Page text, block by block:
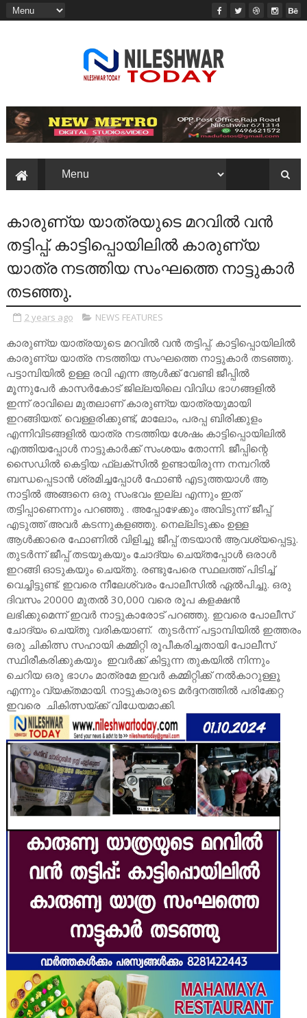
കാരുണ്യ യാത്രയുടെ മറവിൽ വൻ
തട്ടിപ്പ്. കാട്ടിപ്പൊയിലിൽ കാരുണ്യ
യാത്ര നടത്തിയ സംഘത്തെ നാട്ടുകാർ
തടഞ്ഞു.
2 years ago NEWS FEATURES
കാരുണ്യ യാത്രയുടെ മറവിൽ വൻ തട്ടിപ്പ്. കാട്ടിപ്പൊയിലിൽ
കാരുണ്യ യാത്ര നടത്തിയ സംഘത്തെ നാട്ടുകാർ തടഞ്ഞു.
പട്ടാമ്പിയിൽ ഉള്ള രവി എന്ന ആൾക്ക് വേണ്ടി ജീപ്പിൽ
മൂന്നുപേർ കാസർകോട് ജില്ലയിലെ വിവിധ ഭാഗങ്ങളിൽ
ഇന്ന് രാവിലെ മുതലാണ് കാരുണ്യ യാത്രയുമായി
ഇറങ്ങിയത്. വെള്ളരിക്കുണ്ട്, മാലോം, പരപ്പ ബിരിക്കുളം
എന്നിവിടങ്ങളിൽ യാത്ര നടത്തിയ ശേഷം കാട്ടിപ്പൊയിലിൽ
എത്തിയപ്പോൾ നാട്ടുകാർക്ക് സംശയം തോന്നി. ജീപ്പിന്റെ
സൈഡിൽ കെട്ടിയ ഫ്ലക്സിൽ ഉണ്ടായിരുന്ന നമ്പറിൽ
ബന്ധപ്പെടാൻ ശ്രമിച്ചപ്പോൾ ഫോൺ എടുത്തയാൾ ആ
നാട്ടിൽ അങ്ങനെ ഒരു സംഭവം ഇല്ല എന്നും ഇത്
തട്ടിപ്പാണെന്നും പറഞ്ഞു . അപ്പോഴേക്കും അവിടുന്ന് ജീപ്പ്
എടുത്ത് അവർ കടന്നുകളഞ്ഞു. നെല്ലിടുക്കം ഉള്ള
ആൾക്കാരെ ഫോണിൽ വിളിച്ചു ജീപ്പ് തടയാൻ ആവശ്യപ്പെട്ടു.
തുടർന്ന് ജീപ്പ് തടയുകയും ചോദ്യം ചെയ്തപ്പോൾ ഒരാൾ
ഇറങ്ങി ഓടുകയും ചെയ്തു. രണ്ടുപേരെ സ്ഥലത്ത് പിടിച്ച്
വെച്ചിട്ടുണ്ട്. ഇവരെ നീലേശ്വരം പോലീസിൽ ഏൽപിച്ചു. ഒരു
ദിവസം 20000 മുതൽ 30,000 വരെ രൂപ കളക്ഷൻ
ലഭിക്കുമെന്ന് ഇവർ നാട്ടുകാരോട് പറഞ്ഞു. ഇവരെ പോലീസ്
ചോദ്യം ചെയ്തു വരികയാണ്. തുടർന്ന് പട്ടാമ്പിയിൽ ഇത്തരം
ഒരു ചികിത്സ സഹായി കമ്മിറ്റി രൂപീകരിച്ചതായി പോലീസ്
സ്ഥിരീകരിക്കുകയും ഇവർക്ക് കിട്ടുന്ന തുകയിൽ നിന്നും
ചെറിയ ഒരു ഭാഗം മാത്രമേ ഇവർ കമ്മിറ്റിക്ക് നൽകാറുള്ളൂ
എന്നും വ്യക്തമായി. നാട്ടുകാരുടെ മർദ്ദനത്തിൽ പരിക്കേറ്റ
ഇവരെ ചികിത്സയ്ക്ക് വിധേയമാക്കി.